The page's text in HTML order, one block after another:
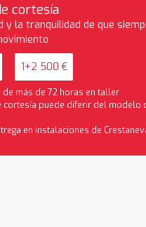
cortesía
y la tranquilidad de que
1+2 500 €
más de 72 horas en taller
cortesía puede diferir del modelo
en instalaciones de